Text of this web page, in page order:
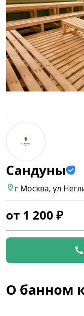
Сандуны
г Москва, ул
от 1 200 ₽
О банном